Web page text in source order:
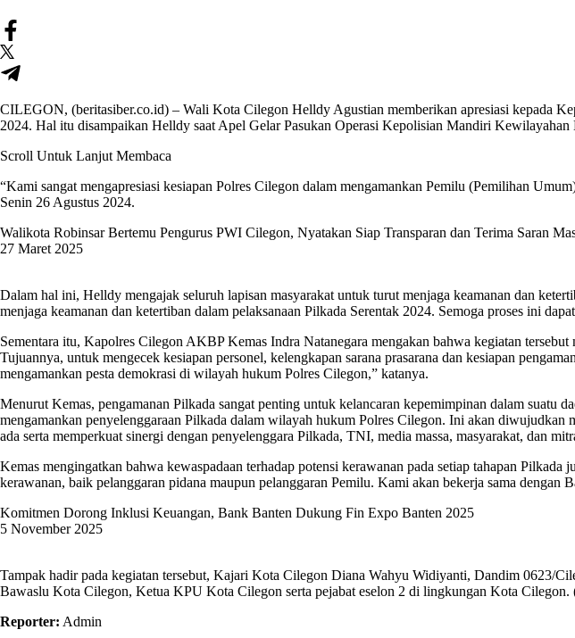
CILEGON, (beritasiber.co.id) – Wali Kota Cilegon Helldy Agustian memberikan apresiasi kepada
2024. Hal itu disampaikan Helldy saat Apel Gelar Pasukan Operasi Kepolisian Mandiri
Scroll Untuk Lanjut Membaca
“Kami sangat mengapresiasi kesiapan Polres Cilegon dalam mengamankan Pemilu (Pemilihan
Senin 26 Agustus 2024.
Walikota Robinsar Bertemu Pengurus PWI Cilegon, Nyatakan Siap Transparan dan Terima Saran
27 Maret 2025
Dalam hal ini, Helldy mengajak seluruh lapisan masyarakat untuk turut menjaga keamanan dan
menjaga keamanan dan ketertiban dalam pelaksanaan Pilkada Serentak 2024. Semoga proses ini
Sementara itu, Kapolres Cilegon AKBP Kemas Indra Natanegara mengakan bahwa kegiatan
Tujuannya, untuk mengecek kesiapan personel, kelengkapan sarana prasarana dan kesiapan
mengamankan pesta demokrasi di wilayah hukum Polres Cilegon,” katanya.
Menurut Kemas, pengamanan Pilkada sangat penting untuk kelancaran kepemimpinan dalam
mengamankan penyelenggaraan Pilkada dalam wilayah hukum Polres Cilegon. Ini akan diwujudkan
ada serta memperkuat sinergi dengan penyelenggara Pilkada, TNI, media massa, masyarakat, dan
Kemas mengingatkan bahwa kewaspadaan terhadap potensi kerawanan pada setiap tahapan
kerawanan, baik pelanggaran pidana maupun pelanggaran Pemilu. Kami akan bekerja sama
Komitmen Dorong Inklusi Keuangan, Bank Banten Dukung Fin Expo Banten 2025
5 November 2025
Tampak hadir pada kegiatan tersebut, Kajari Kota Cilegon Diana Wahyu Widiyanti, Dandim 0623/
Bawaslu Kota Cilegon, Ketua KPU Kota Cilegon serta pejabat eselon 2 di lingkungan Kota Cilegon.
Reporter: Admin